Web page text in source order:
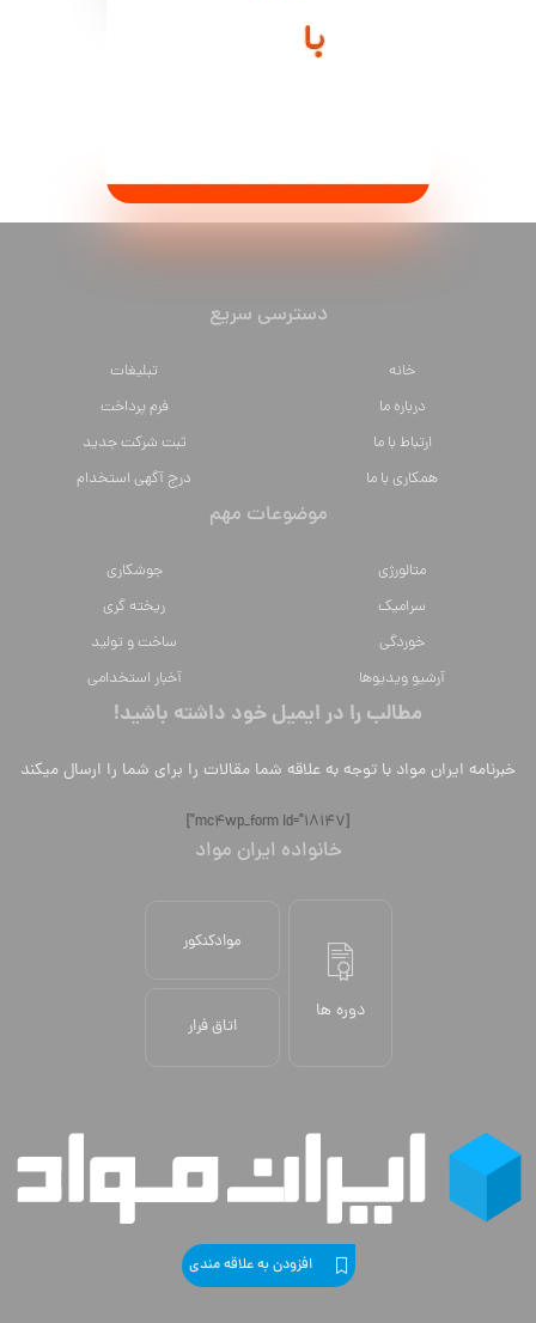
دسترسی سریع
خانه
تبلیغات
درباره ما
فرم پرداخت
ارتباط با ما
ثبت شرکت جدید
همکاری با ما
درج آگهی استخدام
موضوعات مهم
متالورژي
جوشکاری
سراميك
ریخته گری
خوردگی
ساخت و تولید
آرشیو ویدیوها
آخبار استخدامی
مطالب را در ایمیل خود داشته باشید!
خبرنامه ایران مواد با توجه به علاقه شما مقالات را برای شما را ارسال میکند
[mc4wp_form id="18147"]
خانواده ایران مواد
دوره ها
موادکنکور
اتاق فرار
افزودن به علاقه مندی